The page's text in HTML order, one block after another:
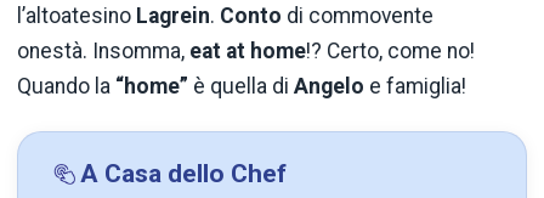
l’altoatesino Lagrein. Conto di commovente
onestà. Insomma, eat at home!? Certo, come no!
Quando la “home” è quella di Angelo e famiglia!
A Casa dello Chef